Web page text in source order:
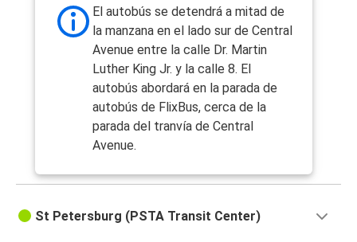
El autobús se detendrá a mitad de
la manzana en el lado sur de Central
Avenue entre la calle Dr. Martin
Luther King Jr. y la calle 8. El
autobús abordará en la parada de
autobús de FlixBus, cerca de la
parada del tranvía de Central
Avenue.
St Petersburg (PSTA Transit Center)